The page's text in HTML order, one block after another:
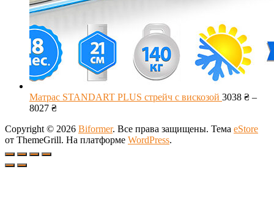
Матрас STANDART PLUS стрейч с вискозой 3038 ₴ –
8027 ₴
Copyright © 2026 Biformer. Все права защищены. Тема eStore
от ThemeGrill. На платформе WordPress.